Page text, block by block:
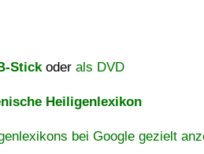
Stickoder als DVD
Heiligenlexikon
bei Google gezielt